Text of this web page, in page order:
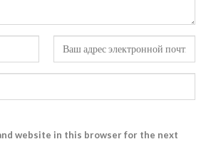
website in this browser for the next